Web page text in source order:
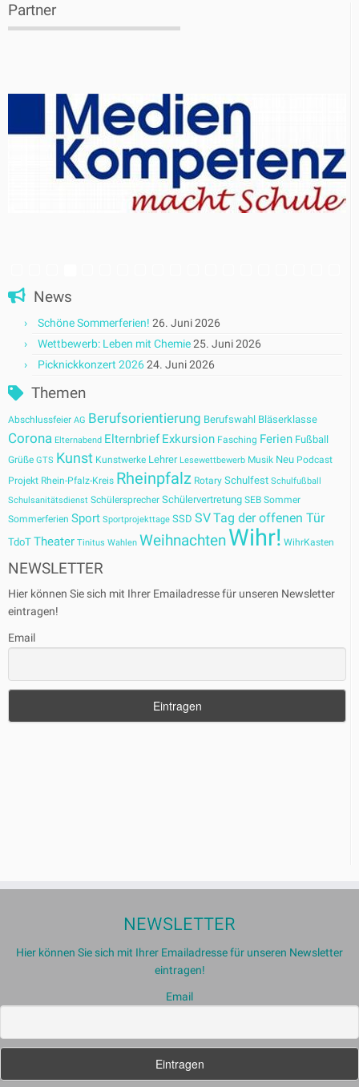
Partner
News
Schöne Sommerferien! 26. Juni 2026
Wettbewerb: Leben mit Chemie25. Juni 2026
Picknickkonzert 202624. Juni 2026
Themen
Abschlussfeier AG Berufsorientierung Berufswahl Bläserklasse
Corona Elternabend Elternbrief Exkursion Fasching Ferien Fußball
Grüße GTS Kunst Kunstwerke Lehrer Lesewettbewerb Musik Neu Podcast
Projekt Rhein-Pfalz-Kreis Rheinpfalz Rotary Schulfest Schulfußball
Schulsanitätsdienst Schülersprecher Schülervertretung SEB Sommer
Sommerferien Sport Sportprojekttage SSD SVTag der offenen Tür
TdoT Theater Tinitus Wahlen WeihnachtenWihr! WihrKasten
NEWSLETTER
Hier können Sie sich mit Ihrer Emailadresse für unseren Newsletter
eintragen!
Email
NEWSLETTER
Hier können Sie sich mit Ihrer Emailadresse für unseren Newsletter
eintragen!
Email